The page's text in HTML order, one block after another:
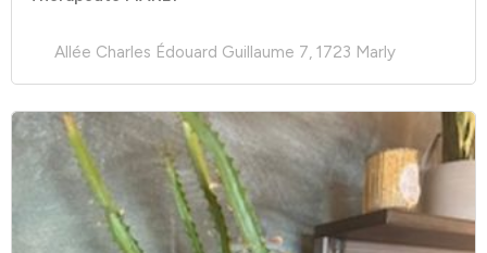
Allée Charles Édouard Guillaume 7, 1723 Marly